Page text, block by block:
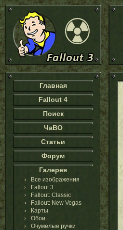
Главная
Fallout 4
Поиск
ЧаВО
Статьи
Форум
Галерея
Все изображения
Fallout 3
Fallout: Classic
Fallout: New Vegas
Карты
Обои
Очумелые ручки